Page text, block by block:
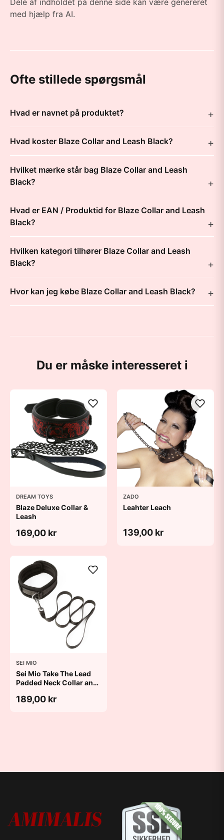
Dele af indholdet på denne side kan være genereret
med hjælp fra AI.
Ofte stillede spørgsmål
Hvad er navnet på produktet?
Hvad koster Blaze Collar and Leash Black?
Hvilket mærke står bag Blaze Collar and Leash
Black?
Hvad er EAN / Produktid for Blaze Collar and Leash
Black?
Hvilken kategori tilhører Blaze Collar and Leash
Black?
Hvor kan jeg købe Blaze Collar and Leash Black?
Du er måske interesseret i
DREAM TOYS
Blaze Deluxe Collar &
Leash
169,00 kr
ZADO
Leahter Leach
139,00 kr
SEI MIO
Sei Mio Take The Lead
Padded Neck Collar and
189,00 kr